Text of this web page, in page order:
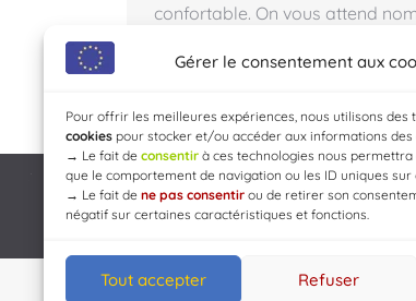
Gérer le consentement aux
Pour offrir les meilleures expériences, nous utilisons des
cookies pour stocker et/ou accéder aux informations des
→ Le fait de consentir à ces technologies nous
que le comportement de navigation ou les ID uniques sur
→ Le fait de ne pas consentir ou de retirer son
négatif sur certaines caractéristiques et fonctions.
Tout accepter Refuser
confortable. On vous attend